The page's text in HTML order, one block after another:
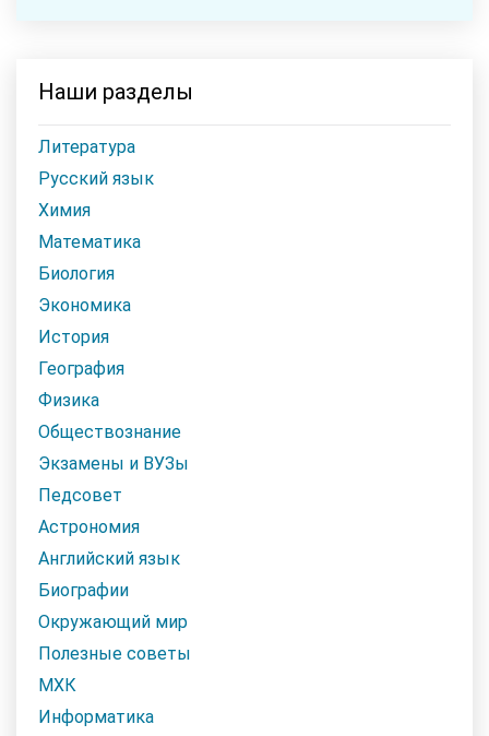
Наши разделы
Литература
Русский язык
Химия
Математика
Биология
Экономика
История
География
Физика
Обществознание
Экзамены и ВУЗы
Педсовет
Астрономия
Английский язык
Биографии
Окружающий мир
Полезные советы
МХК
Информатика